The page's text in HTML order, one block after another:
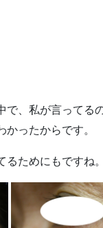
で、私が言って
ったからです。
るためにもですね